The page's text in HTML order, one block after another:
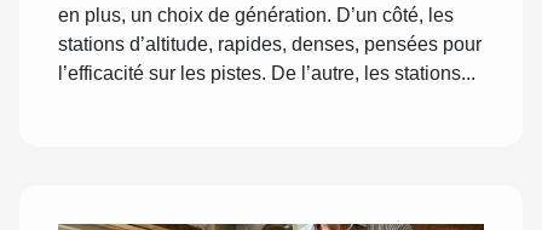
en plus, un choix de génération. D’un côté, les
stations d’altitude, rapides, denses, pensées pour
l’efficacité sur les pistes. De l’autre, les stations...